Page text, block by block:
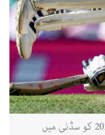
آسٹریلیا کے سٹیو سمتھ نے 6 جنوری 2026 کو سڈنی میں